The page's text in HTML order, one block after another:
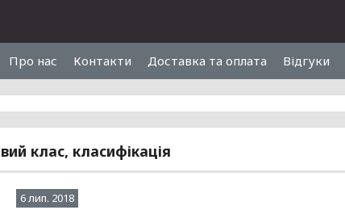
Про нас Контакти Доставка та оплата Відгуки
клас, класифікація
6 лип. 2018